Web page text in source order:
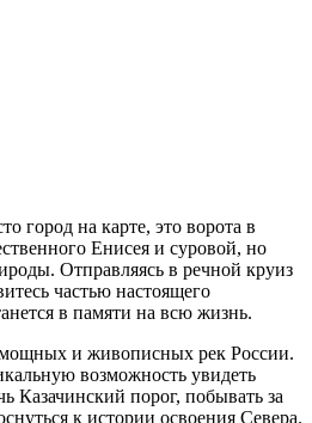
город на карте, это ворота в
Енисея и суровой, но
Отправляясь в речной круиз
частью настоящего
в памяти на всю жизнь.
и живописных рек России.
возможность увидеть
Казачинский порог, побывать за
к истории освоения Севера.